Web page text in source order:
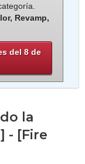
Revamp,
del 8 de
la
- [Fire